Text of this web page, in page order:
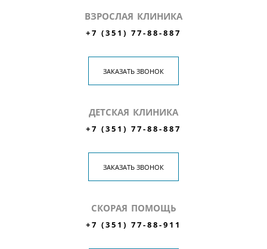
ВЗРОСЛАЯ КЛИНИКА
+7 (351) 77-88-887
ЗАКАЗАТЬ ЗВОНОК
ДЕТСКАЯ КЛИНИКА
+7 (351) 77-88-887
ЗАКАЗАТЬ ЗВОНОК
СКОРАЯ ПОМОЩЬ
+7 (351) 77-88-911